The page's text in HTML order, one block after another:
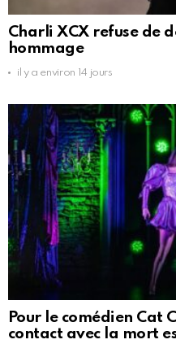
Charli XCX refuse de
hommage
il y a environ 14 jours
Pour le comédien Cat
contact avec la mort